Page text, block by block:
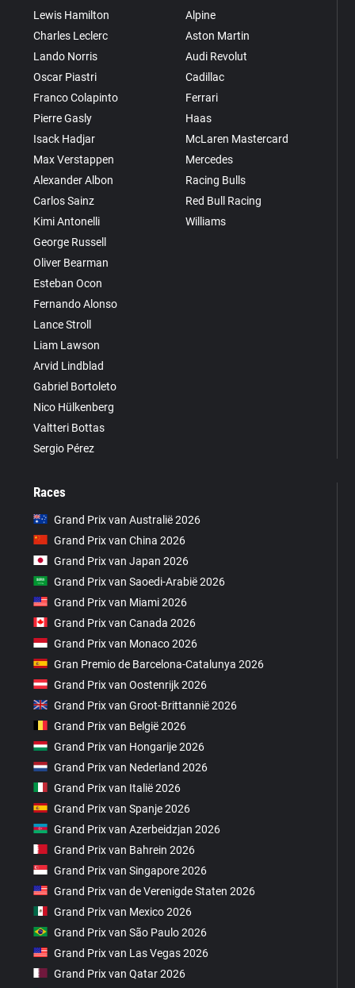
Lewis Hamilton
Charles Leclerc
Lando Norris
Oscar Piastri
Franco Colapinto
Pierre Gasly
Isack Hadjar
Max Verstappen
Alexander Albon
Carlos Sainz
Kimi Antonelli
George Russell
Oliver Bearman
Esteban Ocon
Fernando Alonso
Lance Stroll
Liam Lawson
Arvid Lindblad
Gabriel Bortoleto
Nico Hülkenberg
Valtteri Bottas
Sergio Pérez
Alpine
Aston Martin
Audi Revolut
Cadillac
Ferrari
Haas
McLaren Mastercard
Mercedes
Racing Bulls
Red Bull Racing
Williams
Races
Grand Prix van Australië 2026
Grand Prix van China 2026
Grand Prix van Japan 2026
Grand Prix van Saoedi-Arabië 2026
Grand Prix van Miami 2026
Grand Prix van Canada 2026
Grand Prix van Monaco 2026
Gran Premio de Barcelona-Catalunya 2026
Grand Prix van Oostenrijk 2026
Grand Prix van Groot-Brittannië 2026
Grand Prix van België 2026
Grand Prix van Hongarije 2026
Grand Prix van Nederland 2026
Grand Prix van Italië 2026
Grand Prix van Spanje 2026
Grand Prix van Azerbeidzjan 2026
Grand Prix van Bahrein 2026
Grand Prix van Singapore 2026
Grand Prix van de Verenigde Staten 2026
Grand Prix van Mexico 2026
Grand Prix van São Paulo 2026
Grand Prix van Las Vegas 2026
Grand Prix van Qatar 2026